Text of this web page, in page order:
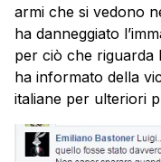
armi che si vedono
ha danneggiato
per ciò che
ha informato della
italiane per ulteriori